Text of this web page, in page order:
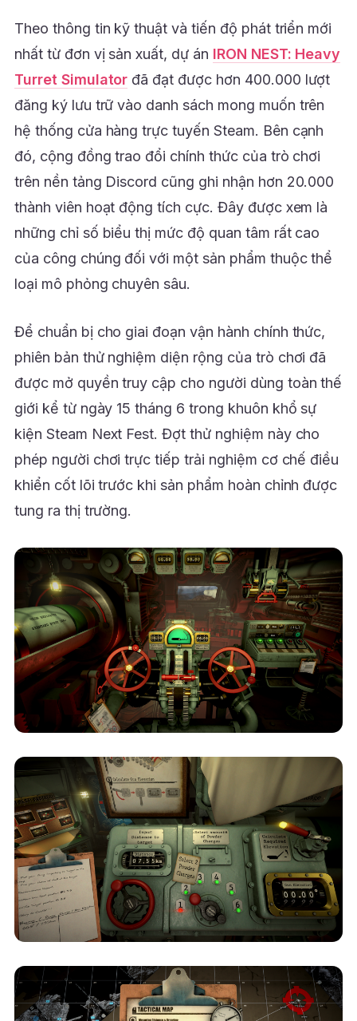
Theo thông tin kỹ thuật và tiến độ phát triển mới
nhất từ đơn vị sản xuất, dự án IRON NEST: Heavy
Turret Simulator đã đạt được hơn 400.000 lượt
đăng ký lưu trữ vào danh sách mong muốn trên
hệ thống cửa hàng trực tuyến Steam. Bên cạnh
đó, cộng đồng trao đổi chính thức của trò chơi
trên nền tảng Discord cũng ghi nhận hơn 20.000
thành viên hoạt động tích cực. Đây được xem là
những chỉ số biểu thị mức độ quan tâm rất cao
của công chúng đối với một sản phẩm thuộc thể
loại mô phỏng chuyên sâu.
Để chuẩn bị cho giai đoạn vận hành chính thức,
phiên bản thử nghiệm diện rộng của trò chơi đã
được mở quyền truy cập cho người dùng toàn thế
giới kể từ ngày 15 tháng 6 trong khuôn khổ sự
kiện Steam Next Fest. Đợt thử nghiệm này cho
phép người chơi trực tiếp trải nghiệm cơ chế điều
khiển cốt lõi trước khi sản phẩm hoàn chỉnh được
tung ra thị trường.